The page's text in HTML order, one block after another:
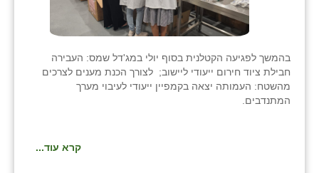
בהמשך לפגיעה הקטלנית בסוף יולי במג'דל שמס: העבירה
חבילת ציוד חירום ייעודי ליישוב; לצורך הכנת מענים לצרכים
מהשטח: העמותה יצאה בקמפיין ייעודי לעיבוי מערך
המתנדבים.
קרא עוד...